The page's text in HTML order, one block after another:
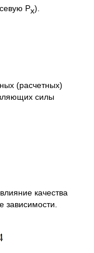
Рх).
(расчетных)
силы
качества